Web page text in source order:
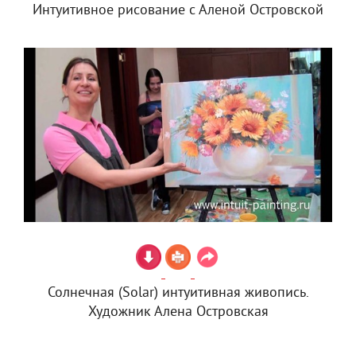
Интуитивное рисование с Аленой Островской
Солнечная (Solar) интуитивная живопись.
Художник Алена Островская